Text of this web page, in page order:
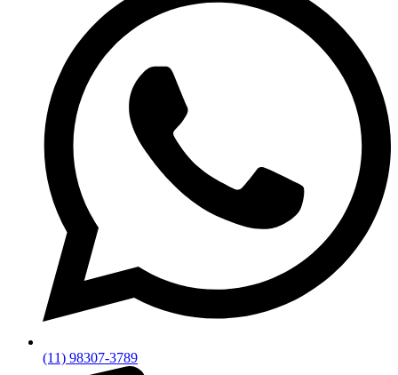
(11) 98307-3789